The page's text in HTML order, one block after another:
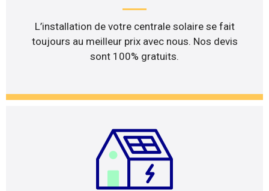
L’installation de votre centrale solaire se fait
toujours au meilleur prix avec nous. Nos devis
sont 100% gratuits.